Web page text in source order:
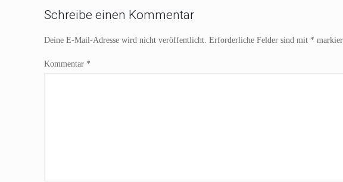
Schreibe einen Kommentar
Deine E-Mail-Adresse wird nicht veröffentlicht. Erforderliche Felder sind mit *
Kommentar *